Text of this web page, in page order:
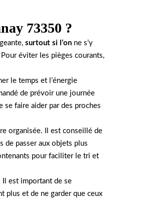
73350 ?
surtout si l’on ne s’y
éviter les pièges courants,
le temps et l’énergie
de prévoir une journée
se faire aider par des proches
organisée. Il est conseillé de
de passer aux objets plus
pour faciliter le tri et
Il est important de se
plus et de ne garder que ceux